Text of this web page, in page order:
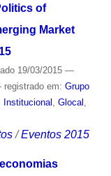
of
Market
19/03/2015 —
em: Grupo
Institucional Glocal
/Eventos 2015